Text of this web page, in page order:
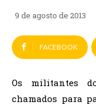
9 de agosto de 2013
FACEBOOK
Os militantes
chamados para